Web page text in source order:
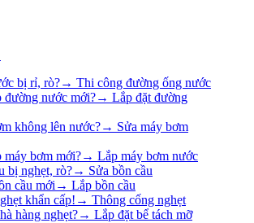
bị rỉ, rò?→ Thi công đường ống nước
đường nước mới?→ Lắp đặt đường
không lên nước?→ Sửa máy bơm
máy bơm mới?→ Lắp máy bơm nước
bị nghẹt, rò?→ Sửa bồn cầu
cầu mới → Lắp bồn cầu
khẩn cấp! → Thông cống nghẹt
hàng nghẹt?→ Lắp đặt bể tách mỡ